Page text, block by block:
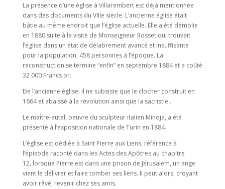
La présence d’une église à Villarembert est déjà mentionnée
dans des documents du VIIIe siècle. L’ancienne église était
bâtie au même endroit que l’église actuelle. Elle a été démolie
en 1880 suite à la visite de Monseigneur Rosset qui trouvait
l’église dans un état de délabrement avancé et insuffisante
pour la population, 458 personnes à l’époque. La
reconstruction se termine “enfin” en septembre 1884 et a coûté
32 000 Francs or.
De l’ancienne église, il ne subsiste que le clocher construit en
1664 et abaissé à la révolution ainsi que la sacristie .
Le maître-autel, oeuvre du sculpteur italien Minoja, a été
présenté à l’exposition nationale de Turin en 1884.
L’église est dédiée à Saint Pierre aux Liens, référence à
l’épisode raconté dans les Actes des Apôtres au chapitre
12, lorsque Pierre est dans une prison de Jérusalem, un ange
vient le délivrer et faire tomber ses liens. Il peut alors, croyant
avoir rêvé, revenir chez ses amis.